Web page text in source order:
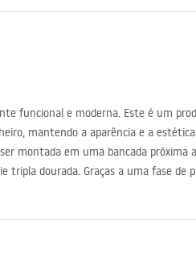
funcional e moderna. Este é um
mantendo a aparência e a estética
montada em uma bancada próxima
tripla dourada. Graças a uma fase de